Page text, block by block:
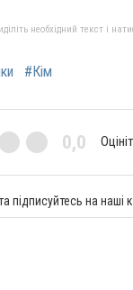
необхідний текст і
#Кім
0,0
підписуйтесь на наші